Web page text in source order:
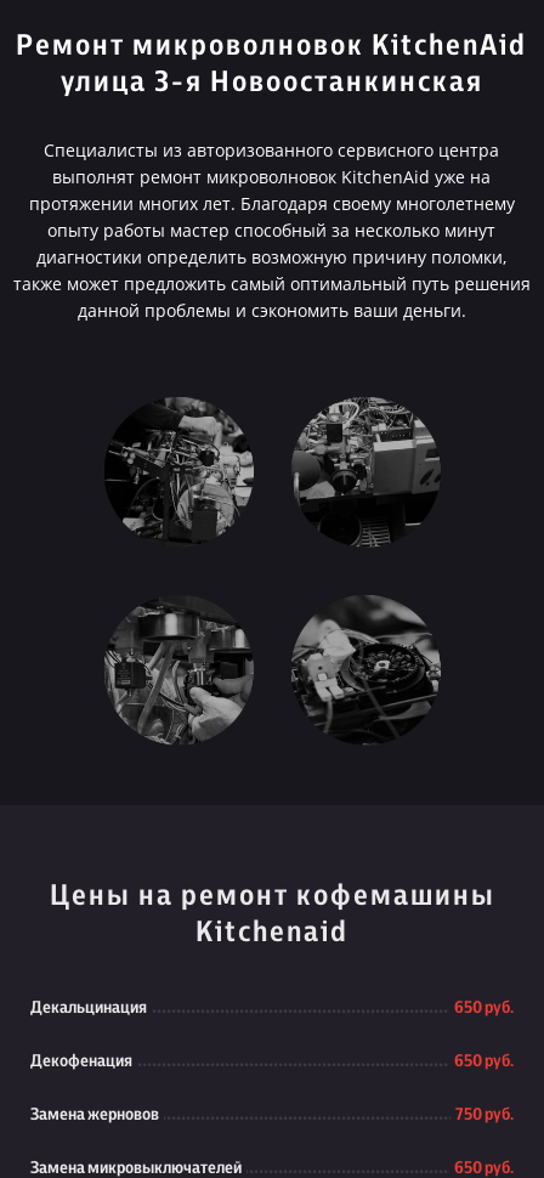
Ремонт микроволновок KitchenAid
улица 3-я Новоостанкинская
Специалисты из авторизованного сервисного центра
выполнят ремонт микроволновок KitchenAid уже на
протяжении многих лет. Благодаря своему многолетнему
опыту работы мастер способный за несколько минут
диагностики определить возможную причину поломки,
также может предложить самый оптимальный путь решения
данной проблемы и сэкономить ваши деньги.
Цены на ремонт кофемашины
Kitchenaid
Декальцинация 650 руб.
Декофенация 650 руб.
Замена жерновов 750 руб.
Замена микровыключателей 650 руб.